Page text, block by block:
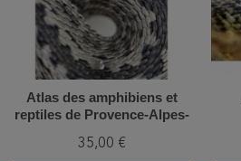
Atlas des amphibiens et
reptiles de Provence-Alpes-
35,00 €